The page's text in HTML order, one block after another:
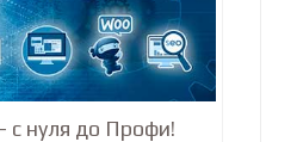
с нуля до Профи!